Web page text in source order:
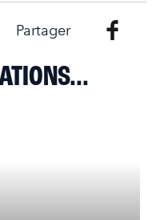
Partager